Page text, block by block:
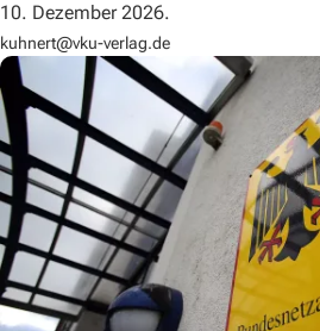
10. Dezember 2026.
kuhnert@vku-verlag.de